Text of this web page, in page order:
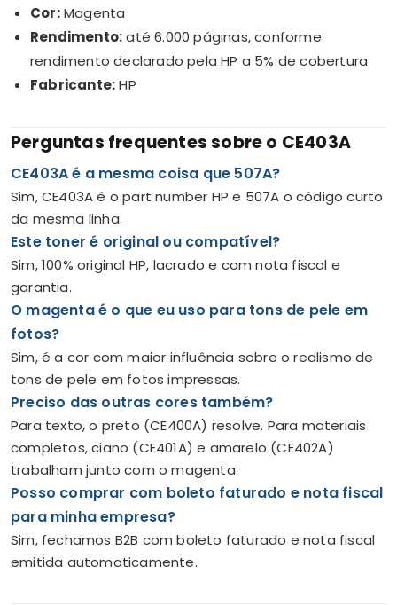
Cor:Magenta
Rendimento:até 6.000 páginas, conforme
rendimento declarado pela HP a 5% de cobertura
Fabricante:HP
Perguntas frequentes sobre o CE403A
CE403A é a mesma coisa que 507A?
Sim, CE403A é o part number HP e 507A o código curto
da mesma linha.
Este toner é original ou compatível?
Sim, 100% original HP, lacrado e com nota fiscal e
garantia.
O magenta é o que eu uso para tons de pele em
fotos?
Sim, é a cor com maior influência sobre o realismo de
tons de pele em fotos impressas.
Preciso das outras cores também?
Para texto, o preto (CE400A) resolve. Para materiais
completos, ciano (CE401A) e amarelo (CE402A)
trabalham junto com o magenta.
Posso comprar com boleto faturado e nota fiscal
para minha empresa?
Sim, fechamos B2B com boleto faturado e nota fiscal
emitida automaticamente.